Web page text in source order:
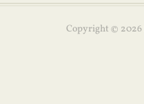
Copyright © 2026